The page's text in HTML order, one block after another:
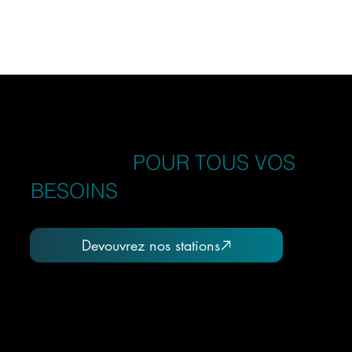
POUR TOUS VOS
BESOINS
Devouvrez nos stations